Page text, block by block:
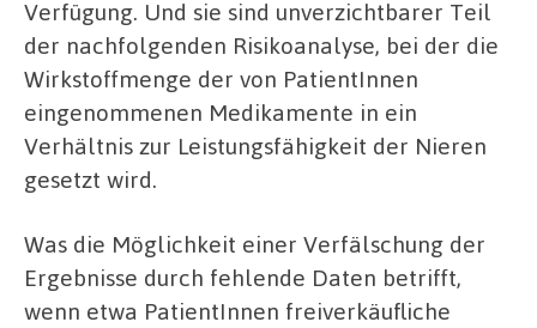
Verfügung. Und sie sind unverzichtbarer Teil
der nachfolgenden Risikoanalyse, bei der die
Wirkstoffmenge der von PatientInnen
eingenommenen Medikamente in ein
Verhältnis zur Leistungsfähigkeit der Nieren
gesetzt wird.
Was die Möglichkeit einer Verfälschung der
Ergebnisse durch fehlende Daten betrifft,
wenn etwa PatientInnen freiverkäufliche